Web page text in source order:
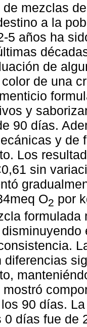
mezclas
a la
5 años ha
de
de una
y
90 días.
y de
Los
sin
O2 por
diferencias
90 días.
0 días fue de